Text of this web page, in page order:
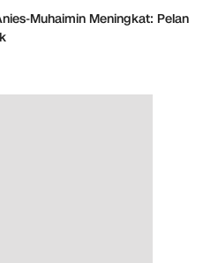
Muhaimin Meningkat: Pelan